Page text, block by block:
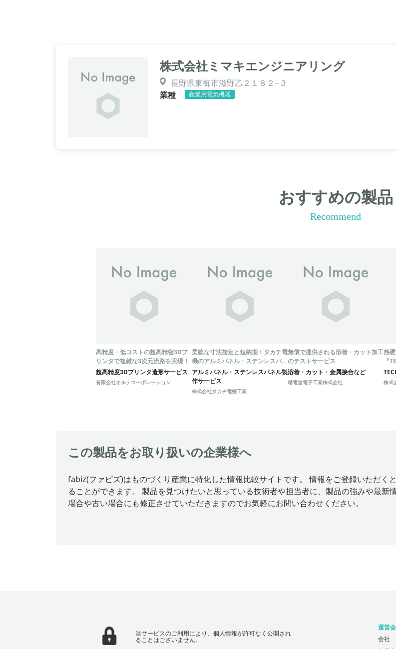
株式会社ミマキエンジニアリング
長野県東御市滋野乙２１８２−３
業種
産業用電気機器
おすすめの製品
Recommend
高精度・低コストの超高精密3Dプ
リンタで複雑な3次元流路を実現！
超高精度3Dプリンタ造形サービス
有限会社オルテコーポレーション
柔軟な寸法指定と短納期！タカチ電
機のアルミパネル・ステンレスパネ
ル製作サービス
アルミパネル・ステンレスパネル製
作サービス
株式会社タカチ電機工業
無償で提供される溶着・カット加工
のテストサービス
溶着・カット・金属接合など
精電舎電子工業株式会社
熱
『
ン！
株式
この製品をお取り扱いの企業様へ
fabiz(ファビズ)はものづくり産業に特化した情報比較サイトです。 情報をご登録いただく
ることができます。 製品を見つけたいと思っている技術者や担当者に、製品の強みや最
場合や古い場合にも修正させていただきますのでお気軽にお問い合わせください。
当サービスのご利用により、個人情報が許可なく公開され
ることはございません。
運営
会社